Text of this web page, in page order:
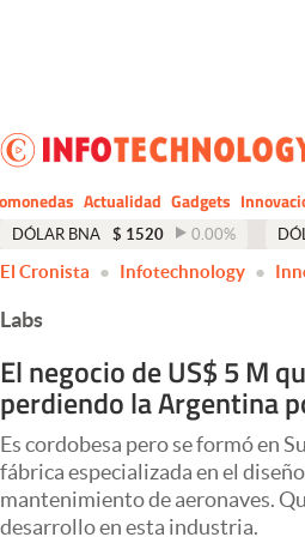
Dólar
Economía y Política
Finanzas y Mercados
Negocios
Columnistas
Otras secciones
Apertura
Actualidad Gadgets
DÓLAR BNA $ 1520 0.00%
El Cronista Infotechnology
Labs
El negocio de US$ 5 M
perdiendo la Argentina
Es cordobesa pero se formó en
fábrica especializada en el
mantenimiento de aeronaves.
desarrollo en esta industria.